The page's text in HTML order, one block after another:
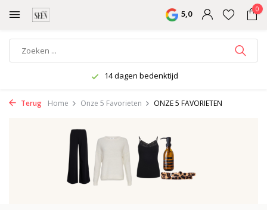
5,0 0
14 dagen bedenktijd
Terug Home Onze 5 Favorieten ONZE 5 FAVORIETEN